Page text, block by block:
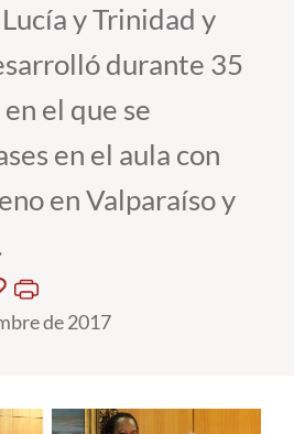
y Trinidad y
durante 35
el que se
en el aula con
en Valparaíso y
de 2017